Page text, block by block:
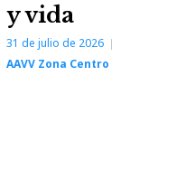
y vida
31 de julio de 2026
AAVV Zona Centro